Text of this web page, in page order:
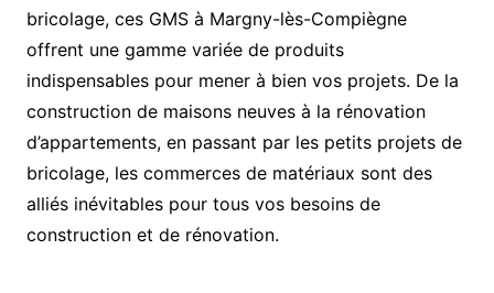
bricolage, ces GMS à Margny-lès-Compiègne
offrent une gamme variée de produits
indispensables pour mener à bien vos projets. De la
construction de maisons neuves à la rénovation
d’appartements, en passant par les petits projets de
bricolage, les commerces de matériaux sont des
alliés inévitables pour tous vos besoins de
construction et de rénovation.